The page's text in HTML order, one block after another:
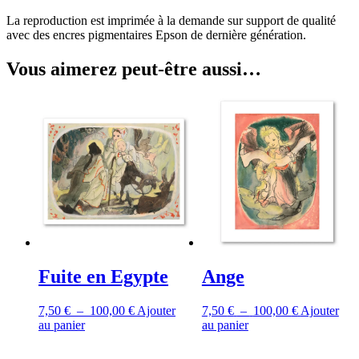
La reproduction est imprimée à la demande sur support de qualité
avec des encres pigmentaires Epson de dernière génération.
Vous aimerez peut-être aussi…
Fuite en Egypte
7,50 € – 100,00 €Plage
Ajouter
au panierCe
Ange
7,50 € – 100,00 €Plage
Ajouter
au panierCe